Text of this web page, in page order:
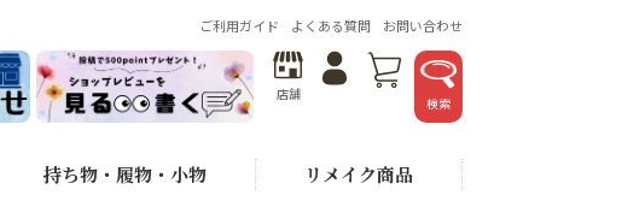
ご利用ガイド よくある質問 お問い合わせ
店舗
検索
持ち物・履物・小物 リメイク商品